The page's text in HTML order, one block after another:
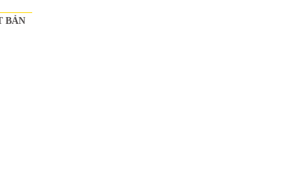
BẢN